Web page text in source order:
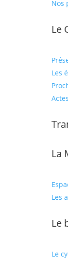
Nos
Le
Les
La
Les
Le
Le